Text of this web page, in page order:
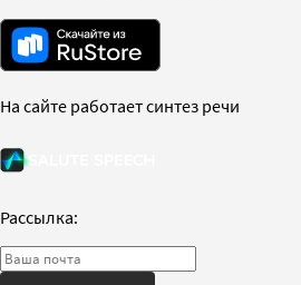
На сайте работает синтез речи
Рассылка: